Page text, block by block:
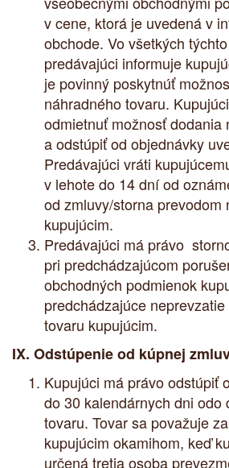
v cene, ktorá je uvedená v
obchode. Vo všetkých
predávajúci informuje
je povinný poskytnúť
náhradného tovaru.
odmietnuť možnosť dodania
a odstúpiť od objednávky
Predávajúci vráti
v lehote do 14 dní od
od zmluvy/storna prevodom
kupujúcim.
Predávajúci má právo
pri predchádzajúcom
obchodných podmienok
predchádzajúce
tovaru kupujúcim.
IX. Odstúpenie od kúpnej
Kupujúci má právo odstúpiť
do 30 kalendárnych dni odo
tovaru. Tovar sa považuje
kupujúcim okamihom, keď
určená tretia osoba